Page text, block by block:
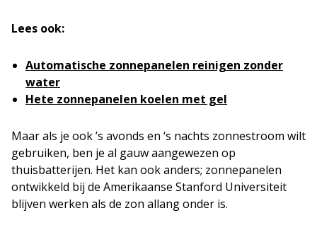
Lees ook:
Automatische zonnepanelen reinigen zonder
water
Hete zonnepanelen koelen met gel
Maar als je ook ’s avonds en ‘s nachts zonnestroom wilt
gebruiken, ben je al gauw aangewezen op
thuisbatterijen. Het kan ook anders; zonnepanelen
ontwikkeld bij de Amerikaanse Stanford Universiteit
blijven werken als de zon allang onder is.